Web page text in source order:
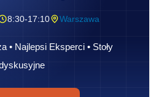
8:30-17:10 Warszawa
• Najlepsi Eksperci • Stoły